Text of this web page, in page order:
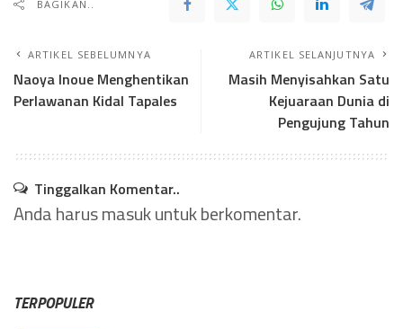
BAGIKAN..
ARTIKEL SEBELUMNYA
Naoya Inoue Menghentikan
Perlawanan Kidal Tapales
ARTIKEL SELANJUTNYA
Masih Menyisahkan Satu
Kejuaraan Dunia di
Pengujung Tahun
Tinggalkan Komentar..
Anda harusmasukuntuk berkomentar.
TERPOPULER